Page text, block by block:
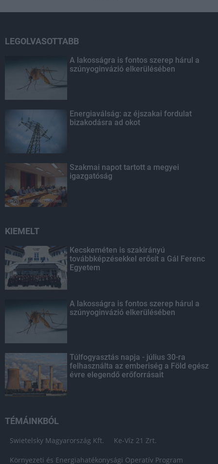
LEGOLVASOTTABB
A lakosságra is fontos szerep hárul a
szúnyoginvázió elkerülésében
Energiaválság: az éjszakai fordulat
bizakodásra ad okot
Szakmai napot tartott a megyei
igazgatóság
KIEMELT
Kecskeméten is szakirányú
továbbképzésekkel erősít a Gál Ferenc
Egyetem
A lakosságra is fontos szerep hárul a
szúnyoginvázió elkerülésében
Túlfogyasztás napja - július 30-ra
felhasználta az emberiség a Föld egész
évre elegendő erőforrásait
TÉMÁINKBÓL
Swietelsky Magyarország Kft. Ke-Víz 21 Zrt.
Környezeti és Energiahatékonysági Operatív Program